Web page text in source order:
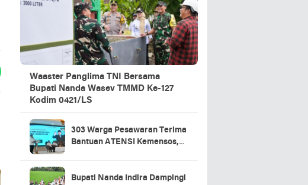
Waaster Panglima TNI Bersama
Bupati Nanda Wasev TMMD Ke-127
Kodim 0421/LS
303 Warga Pesawaran Terima
Bantuan ATENSI Kemensos,
Bupati Nanda Indira Dampingi